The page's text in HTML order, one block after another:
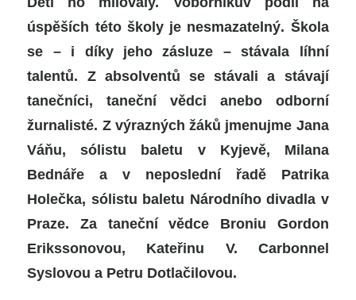
úspěších této školy je nesmazatelný. Škola
se – i díky jeho zásluze – stávala líhní
talentů. Z absolventů se stávali a stávají
tanečníci, taneční vědci anebo odborní
žurnalisté. Z výrazných žáků jmenujme Jana
Váňu, sólistu baletu v Kyjevě, Milana
Bednáře a v neposlední řadě Patrika
Holečka, sólistu baletu Národního divadla v
Praze. Za taneční vědce Broniu Gordon
Erikssonovou, Kateřinu V. Carbonnel
Syslovou a Petru Dotlačilovou.